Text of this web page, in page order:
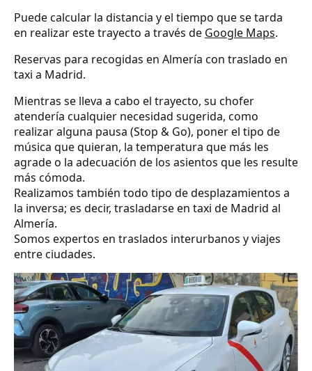
Puede calcular la distancia y el tiempo que se tarda
en realizar este trayecto a través de Google Maps.
Reservas para recogidas en Almería con traslado en
taxi a Madrid.
Mientras se lleva a cabo el trayecto, su chofer
atendería cualquier necesidad sugerida, como
realizar alguna pausa (Stop & Go), poner el tipo de
música que quieran, la temperatura que más les
agrade o la adecuación de los asientos que les resulte
más cómoda.
Realizamos también todo tipo de desplazamientos a
la inversa; es decir, trasladarse en taxi de Madrid al
Almería.
Somos expertos en traslados interurbanos y viajes
entre ciudades.